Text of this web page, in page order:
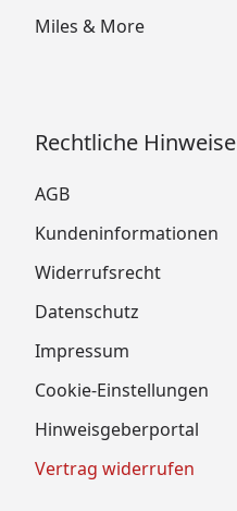
Miles & More
Rechtliche Hinweise
AGB
Kundeninformationen
Widerrufsrecht
Datenschutz
Impressum
Cookie-Einstellungen
Hinweisgeberportal
Vertrag widerrufen